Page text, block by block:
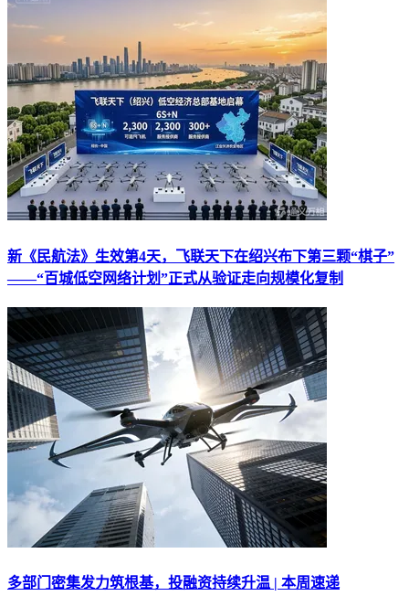
新《民航法》生效第4天，飞联天下在绍兴布下第三颗“棋子”
——“百城低空网络计划”正式从验证走向规模化复制
多部门密集发力筑根基，投融资持续升温 | 本周速递